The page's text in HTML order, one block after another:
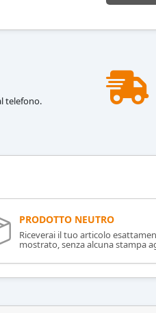
telefono.
PRODOTTO NEUTRO
Riceverai il tuo articolo
mostrato, senza alcuna stampa